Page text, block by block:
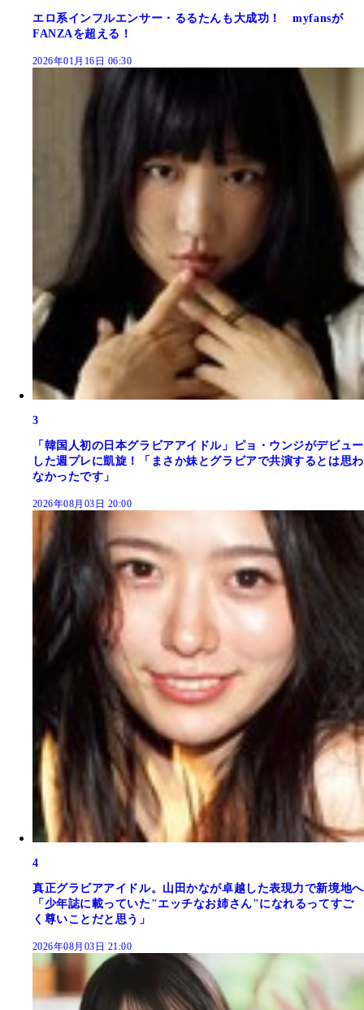
エロ系インフルエンサー・るるたんも大成功！ myfansが
FANZAを超える！
2026年01月16日 06:30
3
「韓国人初の日本グラビアアイドル」ピョ・ウンジがデビュー
した週プレに凱旋！「まさか妹とグラビアで共演するとは思わ
なかったです」
2026年08月03日 20:00
4
真正グラビアアイドル。山田かなが卓越した表現力で新境地へ
「少年誌に載っていた"エッチなお姉さん"になれるってすご
く尊いことだと思う」
2026年08月03日 21:00